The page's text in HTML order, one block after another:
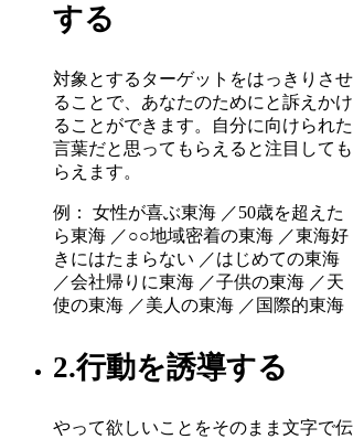
する
対象とするターゲットをはっきりさせ
ることで、あなたのためにと訴えかけ
ることができます。自分に向けられた
言葉だと思ってもらえると注目しても
らえます。
例： 女性が喜ぶ東海 ／50歳を超えた
ら東海 ／○○地域密着の東海 ／東海好
きにはたまらない ／はじめての東海
／会社帰りに東海 ／子供の東海 ／天
使の東海 ／美人の東海 ／国際的東海
2.行動を誘導する
やって欲しいことをそのまま文字で伝